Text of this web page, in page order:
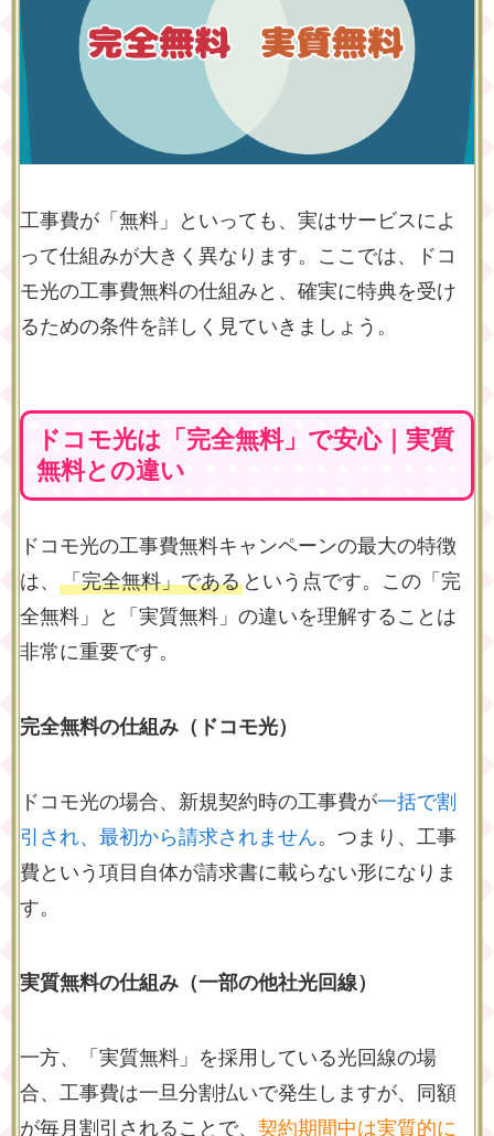
工事費が「無料」といっても、実はサービスによ
って仕組みが大きく異なります。ここでは、ドコ
モ光の工事費無料の仕組みと、確実に特典を受け
るための条件を詳しく見ていきましょう。
ドコモ光は「完全無料」で安心｜実質
無料との違い
ドコモ光の工事費無料キャンペーンの最大の特徴
は、 「完全無料」であるという点です。この「完
全無料」と「実質無料」の違いを理解することは
非常に重要です。
完全無料の仕組み（ドコモ光）
ドコモ光の場合、新規契約時の工事費が一括で割
引され、最初から請求されません。つまり、工事
費という項目自体が請求書に載らない形になりま
す。
実質無料の仕組み（一部の他社光回線）
一方、「実質無料」を採用している光回線の場
合、工事費は一旦分割払いで発生しますが、同額
が毎月割引されることで、 契約期間中は実質的に